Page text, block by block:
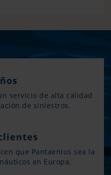
servicio de alta calidad
de siniestros.
que Pantaenius sea la
en Europa.